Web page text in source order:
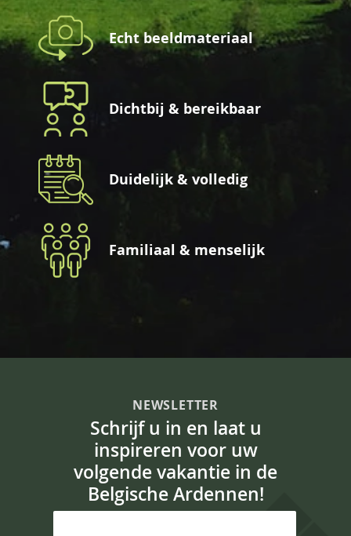
Echt beeldmateriaal
Dichtbij & bereikbaar
Duidelijk & volledig
Familiaal & menselijk
NEWSLETTER
Schrijf u in en laat u
inspireren voor uw
volgende vakantie in de
Belgische Ardennen!